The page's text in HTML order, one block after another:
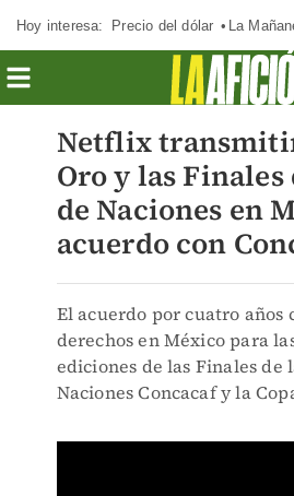
Hoy interesa: Precio del dólar La
Netflix
Oro y las Finales
de Naciones en
acuerdo con
El acuerdo por cuatro años
derechos en México para
ediciones de las Finales de
Naciones Concacaf y la